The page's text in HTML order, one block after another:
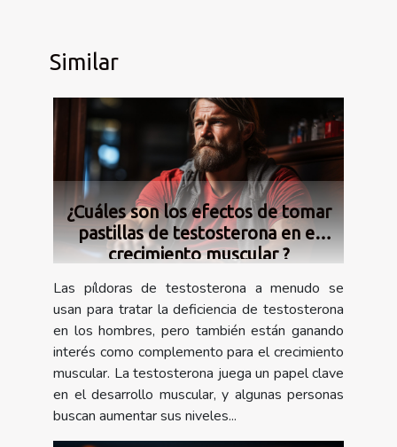
Similar
¿Cuáles son los efectos de tomar
pastillas de testosterona en el
crecimiento muscular ?
Las píldoras de testosterona a menudo se
usan para tratar la deficiencia de testosterona
en los hombres, pero también están ganando
interés como complemento para el crecimiento
muscular. La testosterona juega un papel clave
en el desarrollo muscular, y algunas personas
buscan aumentar sus niveles...